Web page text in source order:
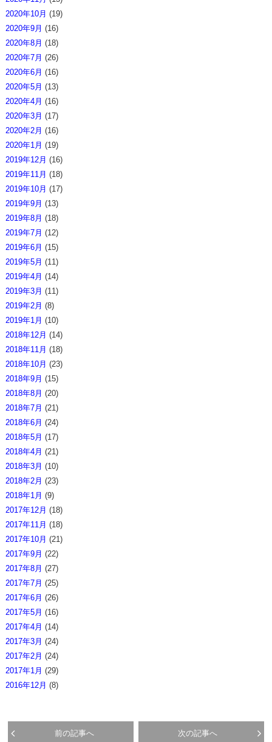
2020年10月 (19)
2020年9月 (16)
2020年8月 (18)
2020年7月 (26)
2020年6月 (16)
2020年5月 (13)
2020年4月 (16)
2020年3月 (17)
2020年2月 (16)
2020年1月 (19)
2019年12月 (16)
2019年11月 (18)
2019年10月 (17)
2019年9月 (13)
2019年8月 (18)
2019年7月 (12)
2019年6月 (15)
2019年5月 (11)
2019年4月 (14)
2019年3月 (11)
2019年2月 (8)
2019年1月 (10)
2018年12月 (14)
2018年11月 (18)
2018年10月 (23)
2018年9月 (15)
2018年8月 (20)
2018年7月 (21)
2018年6月 (24)
2018年5月 (17)
2018年4月 (21)
2018年3月 (10)
2018年2月 (23)
2018年1月 (9)
2017年12月 (18)
2017年11月 (18)
2017年10月 (21)
2017年9月 (22)
2017年8月 (27)
2017年7月 (25)
2017年6月 (26)
2017年5月 (16)
2017年4月 (14)
2017年3月 (24)
2017年2月 (24)
2017年1月 (29)
2016年12月 (8)
前の記事へ 次の記事へ